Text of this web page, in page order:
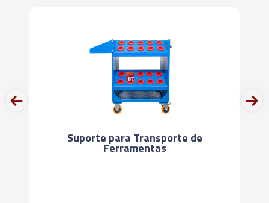
06439 - CONE INDUÇÃO TÉRMICA - SHRINK FIT -
HSK-A100-SF12 - 95MM
06440 - CONE INDUÇÃO TÉRMICA - SHRINK FIT -
HSK-A100-SF14 - 95MM
HSK-A100-SF16-100MM
Suporte para Transporte de
Ferramentas
prev next